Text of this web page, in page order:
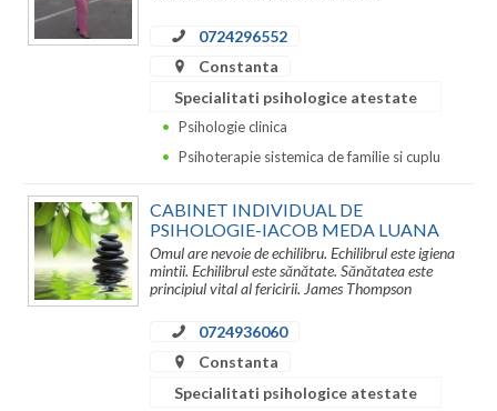
0724296552
Constanta
Specialitati psihologice atestate
Psihologie clinica
Psihoterapie sistemica de familie si cuplu
CABINET INDIVIDUAL DE
PSIHOLOGIE-IACOB MEDA LUANA
Omul are nevoie de echilibru. Echilibrul este igiena
mintii. Echilibrul este sănătate. Sănătatea este
principiul vital al fericirii. James Thompson
0724936060
Constanta
Specialitati psihologice atestate